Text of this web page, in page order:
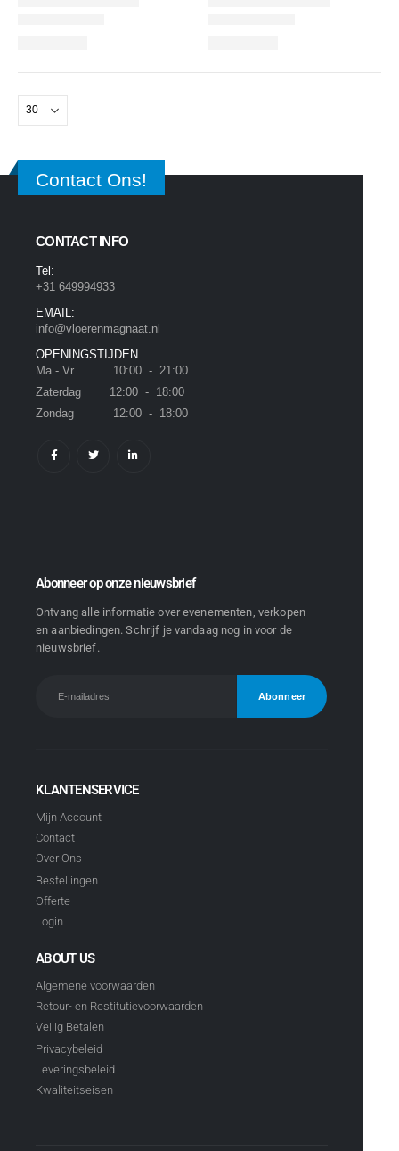
Contact Ons!
CONTACT INFO
Tel:
+31 649994933
EMAIL:
info@vloerenmagnaat.nl
OPENINGSTIJDEN
Ma - Vr 10:00 - 21:00
Zaterdag 12:00 - 18:00
Zondag 12:00 - 18:00
Abonneer op onze nieuwsbrief
Ontvang alle informatie over evenementen, verkopen
en aanbiedingen. Schrijf je vandaag nog in voor de
nieuwsbrief.
KLANTENSERVICE
Mijn Account
Contact
Over Ons
Bestellingen
Offerte
Login
ABOUT US
Algemene voorwaarden
Retour- en Restitutievoorwaarden
Veilig Betalen
Privacybeleid
Leveringsbeleid
Kwaliteitseisen